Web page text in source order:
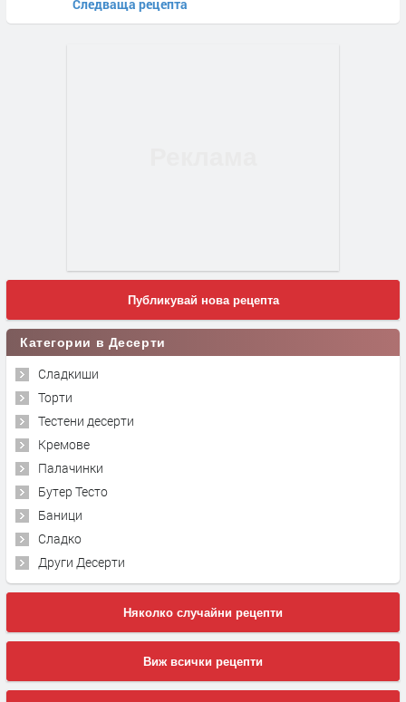
Следваща рецепта
Публикувай нова рецепта
Категории в Десерти
Сладкиши
Торти
Тестени десерти
Кремове
Палачинки
Бутер Тесто
Баници
Сладко
Други Десерти
Няколко случайни рецепти
Виж всички рецепти